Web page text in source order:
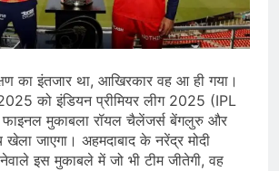
किया, दिल्ली-NCR समेत कई क्षेत्रों में
और बाढ़ की आशंका
August 6, 2026
जंतर-मंतर पुलिस कार्रवाई पर संसद में विपक्ष
August 6, 2026
हथकरघा दिवस की तैयारियाँ तेज़,
देशभर में बुनकरों और हस्तशिल्प प्रदर्शनियों का
आयोजन
5, 2026
का इंतजार था, आखिरकार वह आ ही गया।
को इंडियन प्रीमियर लीग 2025 (IPL
मुकाबला रॉयल चैलेंजर्स बेंगलुरु और
जाएगा। अहमदाबाद के नरेंद्र मोदी
इस मुकाबले में जो भी टीम जीतेगी, वह